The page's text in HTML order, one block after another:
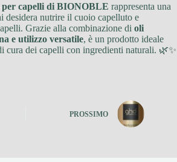
capelli di BIONOBLE rappresenta una
desidera nutrire il cuoio capelluto e
Grazie alla combinazione di oli
e utilizzo versatile, è un prodotto ideale
cura dei capelli con ingredienti naturali. 🌿✨
PROSSIMO